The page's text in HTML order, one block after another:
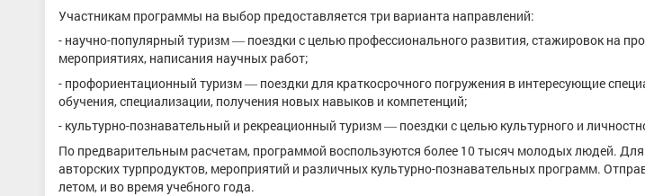
Участникам программы на выбор предоставляется три варианта направлений:
- научно-популярный туризм ― поездки с целью профессионального развития, стажировок на
мероприятиях, написания научных работ;
- профориентационный туризм ― поездки для краткосрочного погружения в интересующие
обучения, специализации, получения новых навыков и компетенций;
- культурно-познавательный и рекреационный туризм ― поездки с целью культурного и
По предварительным расчетам, программой воспользуются более 10 тысяч молодых людей.
авторских турпродуктов, мероприятий и различных культурно-познавательных программ.
летом, и во время учебного года.